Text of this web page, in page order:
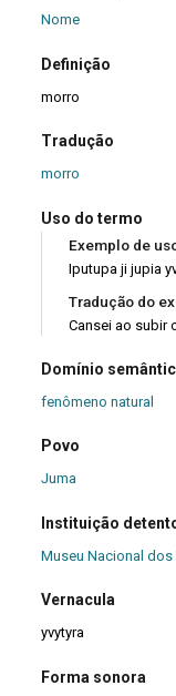
Nome
Definição
morro
Tradução
morro
Uso do termo
Exemplo de
Iputupa ji jupia
Tradução do
Cansei ao subir
Domínio
fenômeno natural
Povo
Juma
Instituição
Museu Nacional
Vernacula
yvytyra
Forma sonora